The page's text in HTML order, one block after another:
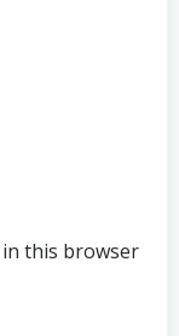
in this browser